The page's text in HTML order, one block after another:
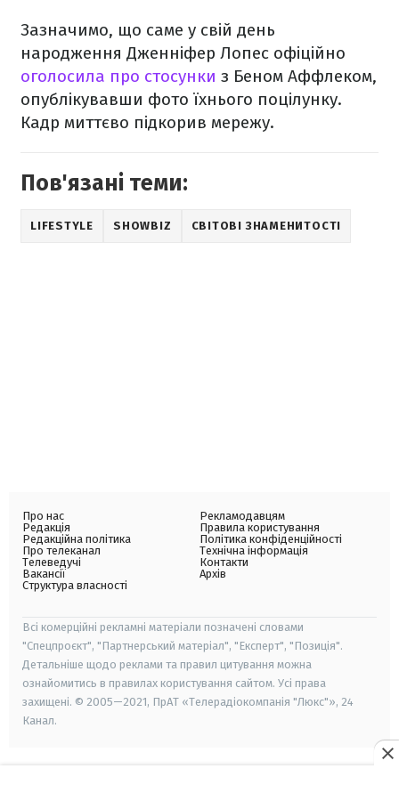
Зазначимо, що саме у свій день
народження Дженніфер Лопес офіційно
оголосила про стосунки з Беном Аффлеком,
опублікувавши фото їхнього поцілунку.
Кадр миттєво підкорив мережу.
Пов'язані теми:
LIFESTYLE SHOWBIZ СВІТОВІ ЗНАМЕНИТОСТІ
Про нас
Редакція
Редакційна політика
Про телеканал
Телеведучі
Вакансії
Структура власності
Рекламодавцям
Правила користування
Політика конфіденційності
Технічна інформація
Контакти
Архів
Всі комерційні рекламні матеріали позначені словами
"Спецпроєкт", "Партнерський матеріал", "Експерт", "Позиція".
Детальніше щодо реклами та правил цитування можна
ознайомитись в правилах користування сайтом. Усі права
захищені. © 2005—2021, ПрАТ «Телерадіокомпанія "Люкс"», 24
Канал.